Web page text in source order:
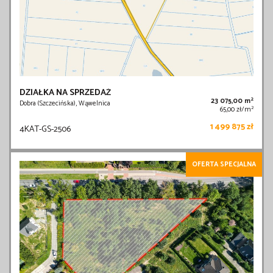
DZIAŁKA NA SPRZEDAŻ
Dobra (Szczecińska), Wąwelnica 23 075,00 m2
65,00 zł/m2
4KAT-GS-2506 1 499 875 zł
OFERTA SPECJALNA